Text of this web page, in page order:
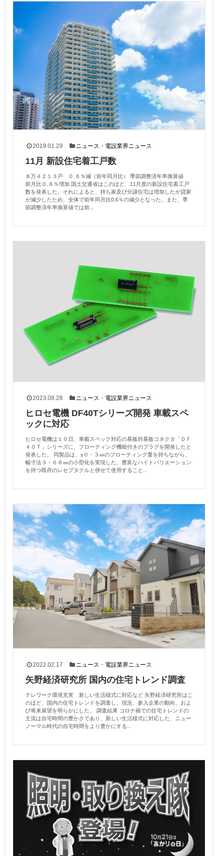
2019.01.29 ニュース ・ 電設業界ニュース
11月 新設住宅着工戸数
８万４２１３戸 ０.６％減（前年同月比） 季節調整済年率換算値
前月比０.８％増加 国土交通省はこのほど、11月度の新設住宅着工戸
数を発表した。それによると、持ち家及び分譲住宅は増加したが貸家
が減少したため、全体で前年同月比0.6％の減少となった。また、季
節調整済年率換算値では前...
2023.08.28 ニュース ・ 電設業界ニュース
ヒロセ電機 DF40Tシリーズ開発 車載スペ
ックに対応
ヒロセ電機は１０日、車載スペック対応の基板対基板コネクタ「ＤＦ
４０Ｔ」シリーズに、フローティング機能付きのプラグを開発したと
発表した。 同製品は、±０・３㎜のフローティング量を持ちながら、
幅寸法３・６８㎜の小型化を実現した。豊富なハイトバリエーション
を持つ既存のレセプタクルと併せて使用すること...
2022.02.17 ニュース ・ 電設業界ニュース
矢野経済研究所 国内の住宅トレンド調査
テレワーク環境充実 新しい生活様式に対応など 矢野経済研究所はこ
のほど、国内の住宅トレンドを調査し、現況、参入企業の動向、およ
び将来展望を明らかにした。 調査結果 コロナ禍での住宅トレンドの
主流は自宅時間の豊かさであり、新しい生活様式に対応した、ニュー
ノーマル時代の自宅時間をより豊かにする...